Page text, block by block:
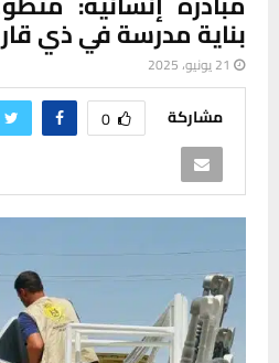
بناية مدرسة في ذي قار
21 يونيو، 2025
مشاركة 0